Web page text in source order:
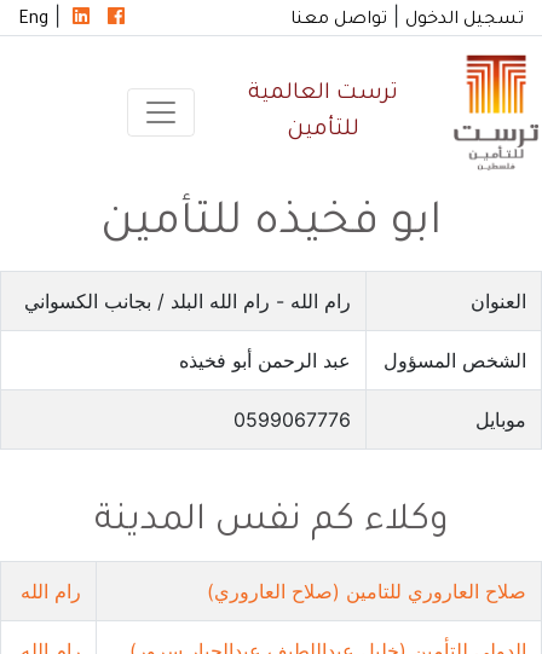
تسجيل الدخول تواصل معنا Eng
ترست العالمية
للتأمين
ابو فخيذه للتأمين
العنوان رام الله - رام الله البلد / بجانب الكسواني
الشخص المسؤول عبد الرحمن أبو فخيذه
موبايل 0599067776
وكلاء كم نفس المدينة
صلاح العاروري للتامين (صلاح العاروري) رام الله